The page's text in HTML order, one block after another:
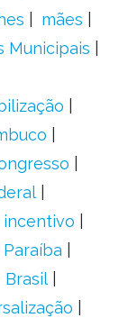
mães
Municipais
incentivo
Paraíba
Brasil